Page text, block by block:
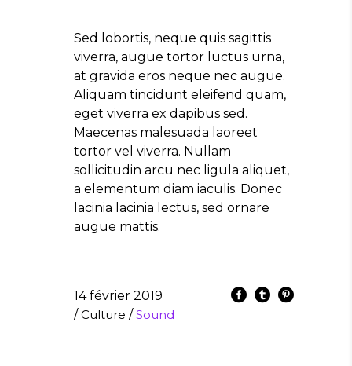
Sed lobortis, neque quis sagittis
viverra, augue tortor luctus urna,
at gravida eros neque nec augue.
Aliquam tincidunt eleifend quam,
eget viverra ex dapibus sed.
Maecenas malesuada laoreet
tortor vel viverra. Nullam
sollicitudin arcu nec ligula aliquet,
a elementum diam iaculis. Donec
lacinia lacinia lectus, sed ornare
augue mattis.
14 février 2019
/Culture /Sound